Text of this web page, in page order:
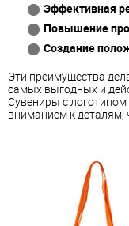
Эффективная
Повышение
Создание
Эти преимущества
самых выгодных и
Сувениры с
вниманием к деталям,